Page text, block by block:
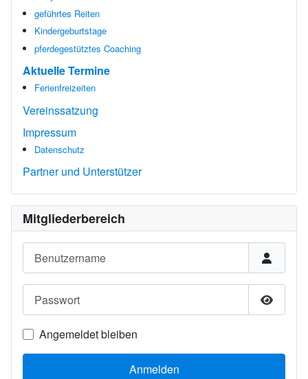
geführtes Reiten
Kindergeburtstage
pferdegestütztes Coaching
Aktuelle Termine
Ferienfreizeiten
Vereinssatzung
Impressum
Datenschutz
Partner und Unterstützer
Mitgliederbereich
Benutzername
Passwort
Angemeldet bleiben
Anmelden